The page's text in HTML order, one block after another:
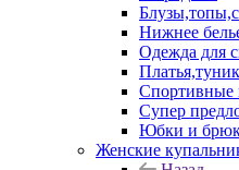
Нижнее
Одежда для
Спортивные
Супер
Юбки и
Женские